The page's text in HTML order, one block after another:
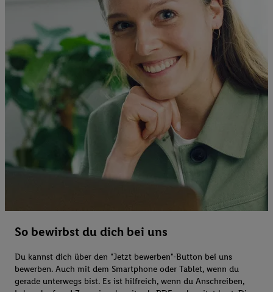
So bewirbst du dich bei uns
Du kannst dich über den "Jetzt bewerben"-Button bei uns
bewerben. Auch mit dem Smartphone oder Tablet, wenn du
gerade unterwegs bist. Es ist hilfreich, wenn du Anschreiben,